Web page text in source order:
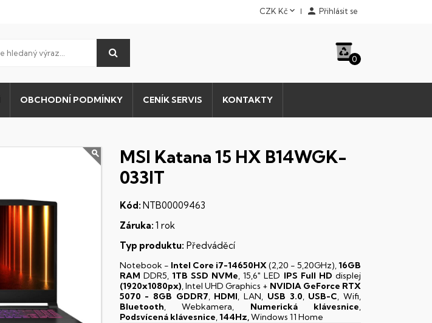
CZK Kč  Přihlásit se
0
OBCHODNÍ PODMÍNKY CENÍK SERVIS KONTAKTY
MSI Katana 15 HX B14WGK-
033IT
Kód: NTB00009463
Záruka: 1 rok
Typ produktu: Předváděcí
Notebook - Intel Core i7-14650HX(2,20 - 5,20GHz),16GB
RAM DDR5, 1TB SSD NVMe, 15,6" LED IPS Full HD displej
(1920x1080px), Intel UHD Graphics + NVIDIA GeForce RTX
5070 - 8GB GDDR7, HDMI, LAN, USB 3.0, USB-C, Wifi,
Bluetooth, Webkamera, Numerická klávesnice,
Podsvícená klávesnice,144Hz,Windows 11 Home